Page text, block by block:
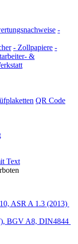
-
- Zollpapiere -
&
QR Code
Text
ASR A 1.3 (2013)
BGV A8, DIN4844